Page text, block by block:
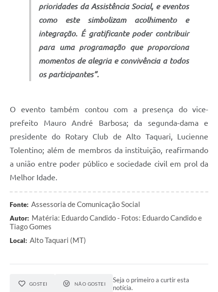
prioridades da Assistência Social, e eventos
como este simbolizam acolhimento e
integração. É gratificante poder contribuir
para uma programação que proporciona
momentos de alegria e convivência a todos
os participantes”.
O evento também contou com a presença do vice-
prefeito Mauro André Barbosa; da segunda-dama e
presidente do Rotary Club de Alto Taquari, Lucienne
Tolentino; além de membros da instituição, reafirmando
a união entre poder público e sociedade civil em prol da
Melhor Idade.
Fonte: Assessoria de Comunicação Social
Autor: Matéria: Eduardo Candido - Fotos: Eduardo Candido e
Tiago Gomes
Local: Alto Taquari (MT)
GOSTEI NÃO GOSTEI
Seja o primeiro a curtir esta
notícia.